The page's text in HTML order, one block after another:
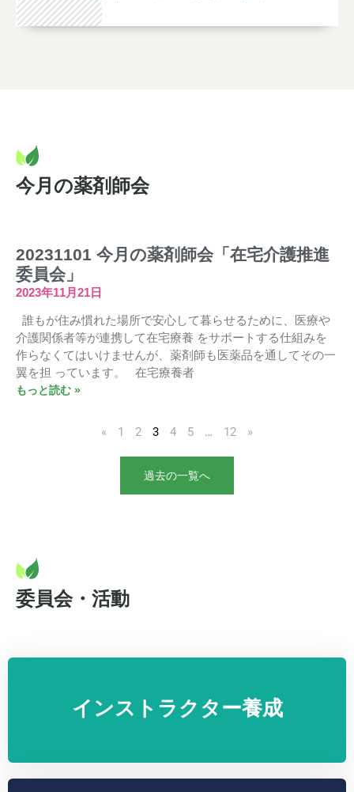
今月の薬剤師会
20231101 今月の薬剤師会「在宅介護推進
委員会」
2023年11月21日
誰もが住み慣れた場所で安心して暮らせるために、医療や
介護関係者等が連携して在宅療養 をサポートする仕組みを
作らなくてはいけませんが、薬剤師も医薬品を通してその一
翼を担 っています。 在宅療養者
もっと読む »
« 1 2 3 4 5 … 12 »
過去の一覧へ
委員会・活動
インストラクター養成